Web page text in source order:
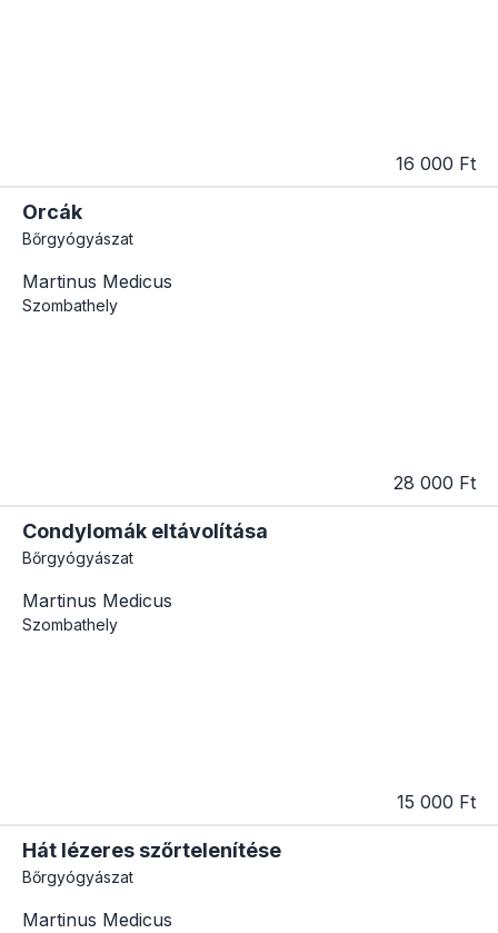
16 000 Ft
Orcák
Bőrgyógyászat
Martinus Medicus
Szombathely
28 000 Ft
Condylomák eltávolítása
Bőrgyógyászat
Martinus Medicus
Szombathely
15 000 Ft
Hát lézeres szőrtelenítése
Bőrgyógyászat
Martinus Medicus